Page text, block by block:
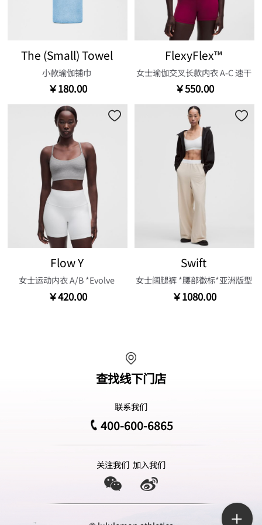
The (Small) Towel
小款瑜伽铺巾
￥180.00
FlexyFlex™
女士瑜伽交叉长款内衣 A-C 速干
￥550.00
Flow Y
女士运动内衣 A/B *Evolve
￥420.00
Swift
女士阔腿裤 *腰部徽标*亚洲版型
￥1080.00
查找线下门店
联系我们
400-600-6865
关注我们 加入我们